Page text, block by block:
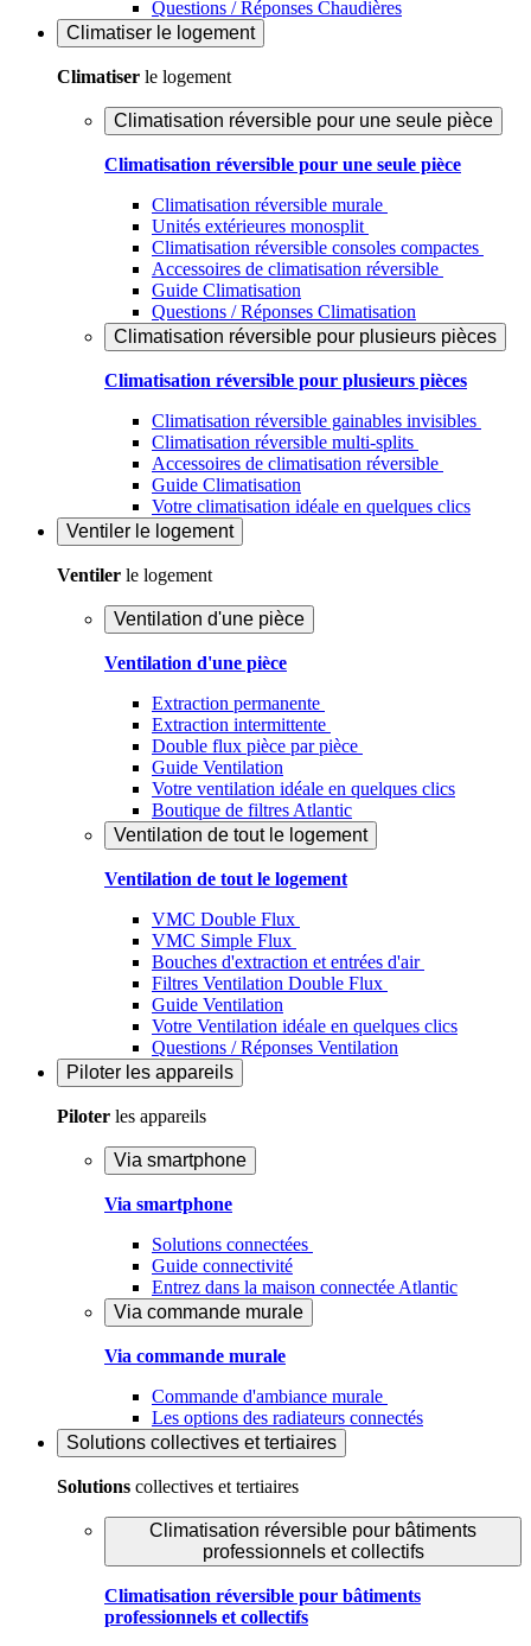
Questions / Réponses Chaudières
Climatiser le logement
Climatiser le logement
Climatisation réversible pour une seule pièce
Climatisation réversible pour une seule pièce
Climatisation réversible murale
Unités extérieures monosplit
Climatisation réversible consoles compactes
Accessoires de climatisation réversible
Guide Climatisation
Questions / Réponses Climatisation
Climatisation réversible pour plusieurs pièces
Climatisation réversible pour plusieurs pièces
Climatisation réversible gainables invisibles
Climatisation réversible multi-splits
Accessoires de climatisation réversible
Guide Climatisation
Votre climatisation idéale en quelques clics
Ventiler le logement
Ventiler le logement
Ventilation d'une pièce
Ventilation d'une pièce
Extraction permanente
Extraction intermittente
Double flux pièce par pièce
Guide Ventilation
Votre ventilation idéale en quelques clics
Boutique de filtres Atlantic
Ventilation de tout le logement
Ventilation de tout le logement
VMC Double Flux
VMC Simple Flux
Bouches d'extraction et entrées d'air
Filtres Ventilation Double Flux
Guide Ventilation
Votre Ventilation idéale en quelques clics
Questions / Réponses Ventilation
Piloter les appareils
Piloter les appareils
Via smartphone
Via smartphone
Solutions connectées
Guide connectivité
Entrez dans la maison connectée Atlantic
Via commande murale
Via commande murale
Commande d'ambiance murale
Les options des radiateurs connectés
Solutions collectives et tertiaires
Solutions collectives et tertiaires
Climatisation réversible pour bâtiments
professionnels et collectifs
Climatisation réversible pour bâtiments
professionnels et collectifs